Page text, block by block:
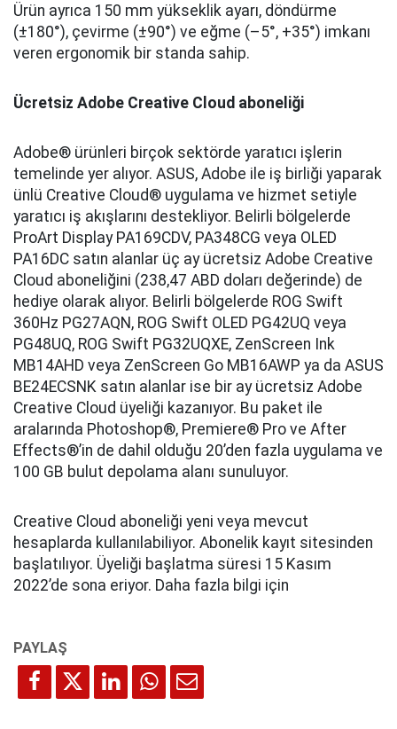
Ürün ayrıca 150 mm yükseklik ayarı, döndürme
(±180°), çevirme (±90°) ve eğme (–5°, +35°) imkanı
veren ergonomik bir standa sahip.
Ücretsiz Adobe Creative Cloud aboneliği
Adobe® ürünleri birçok sektörde yaratıcı işlerin
temelinde yer alıyor. ASUS, Adobe ile iş birliği yaparak
ünlü Creative Cloud® uygulama ve hizmet setiyle
yaratıcı iş akışlarını destekliyor. Belirli bölgelerde
ProArt Display PA169CDV, PA348CG veya OLED
PA16DC satın alanlar üç ay ücretsiz Adobe Creative
Cloud aboneliğini (238,47 ABD doları değerinde) de
hediye olarak alıyor. Belirli bölgelerde ROG Swift
360Hz PG27AQN, ROG Swift OLED PG42UQ veya
PG48UQ, ROG Swift PG32UQXE, ZenScreen Ink
MB14AHD veya ZenScreen Go MB16AWP ya da ASUS
BE24ECSNK satın alanlar ise bir ay ücretsiz Adobe
Creative Cloud üyeliği kazanıyor. Bu paket ile
aralarında Photoshop®, Premiere® Pro ve After
Effects®’in de dahil olduğu 20’den fazla uygulama ve
100 GB bulut depolama alanı sunuluyor.
Creative Cloud aboneliği yeni veya mevcut
hesaplarda kullanılabiliyor. Abonelik kayıt sitesinden
başlatılıyor. Üyeliği başlatma süresi 15 Kasım
2022’de sona eriyor. Daha fazla bilgi için